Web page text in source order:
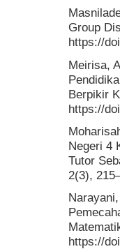
Group
https://
Meirisa,
Berpikir
https://
Negeri 4
Tutor
2(3),
https://